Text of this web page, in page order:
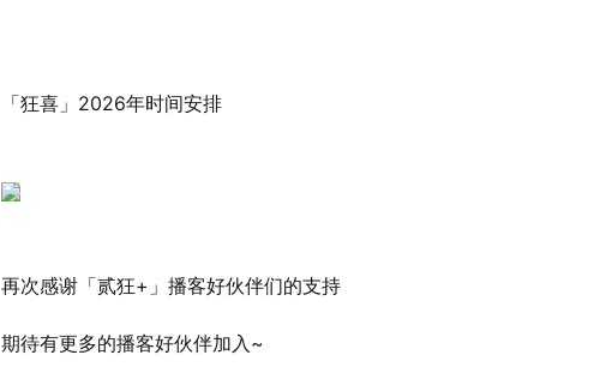
「狂喜」2026年时间安排
再次感谢「贰狂+」播客好伙伴们的支持
期待有更多的播客好伙伴加入~